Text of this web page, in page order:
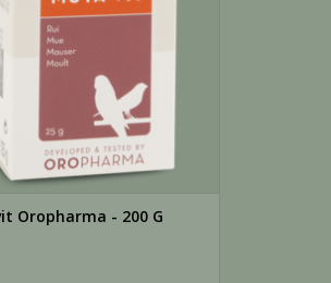
per 200 ml drinkwater.
of per liter drinkwater.
Oropharma - 200 G